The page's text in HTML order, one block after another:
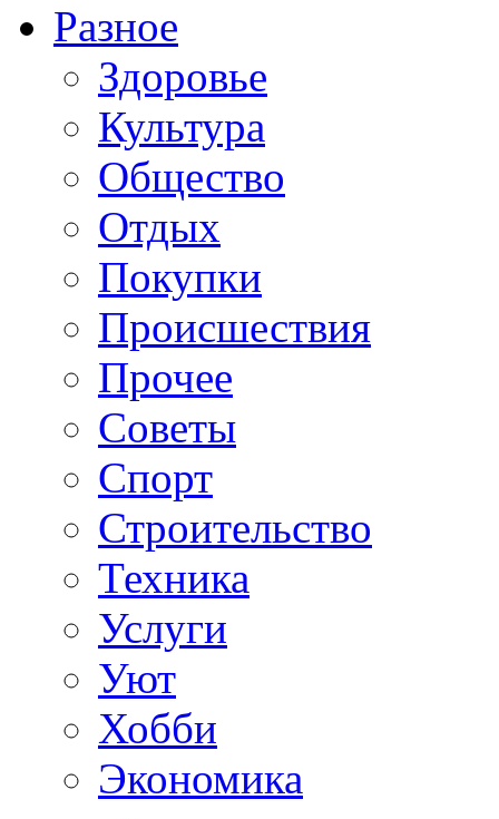
Разное
Здоровье
Культура
Общество
Отдых
Покупки
Происшествия
Прочее
Советы
Спорт
Строительство
Техника
Услуги
Уют
Хобби
Экономика